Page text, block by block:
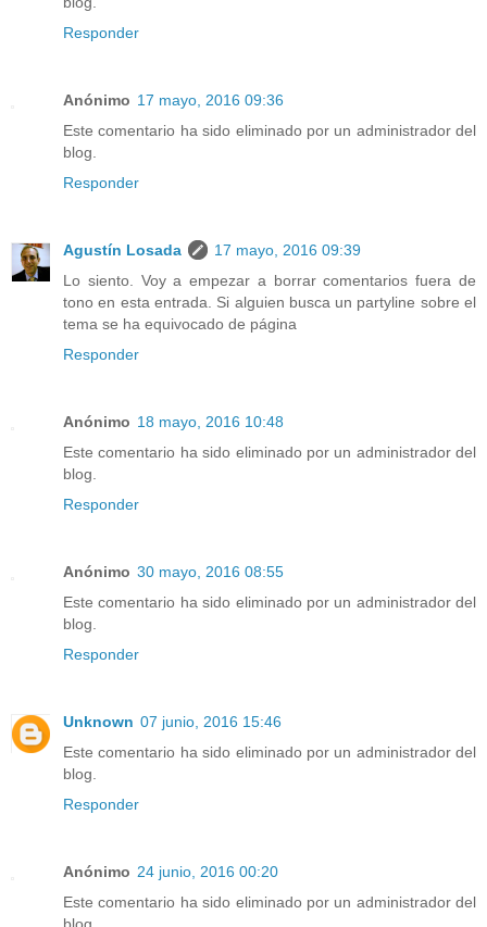
Responder
Anónimo 17 mayo, 2016 09:36
Este comentario ha sido eliminado por un administrador del
blog.
Responder
Agustín Losada
17 mayo, 2016 09:39
Lo siento. Voy a empezar a borrar comentarios fuera de
tono en esta entrada. Si alguien busca un partyline sobre el
tema se ha equivocado de página
Responder
Anónimo 18 mayo, 2016 10:48
Este comentario ha sido eliminado por un administrador del
blog.
Responder
Anónimo 30 mayo, 2016 08:55
Este comentario ha sido eliminado por un administrador del
blog.
Responder
Unknown 07 junio, 2016 15:46
Este comentario ha sido eliminado por un administrador del
blog.
Responder
Anónimo 24 junio, 2016 00:20
Este comentario ha sido eliminado por un administrador del